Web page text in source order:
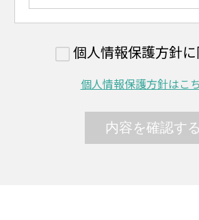
個人情報保護方針
個人情報保護方針はこ